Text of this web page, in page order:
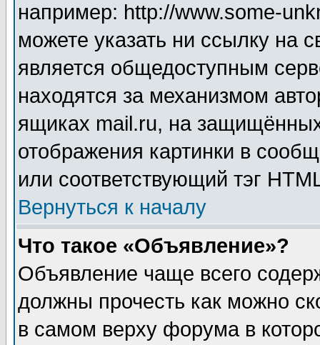
например: http://www.some-
можете указать ни ссылку на
является общедоступным
находятся за механизмом
ящиках mail.ru, на
отображения картинки в
или соответствующий тэг
Вернуться к началу
Что такое «Объявление»?
Объявление чаще всего
должны прочесть как можно
в самом верху форума в